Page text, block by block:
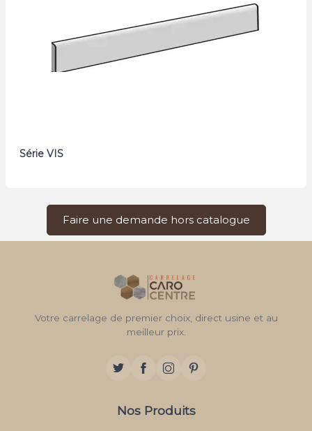
Série VIS
Faire une demande hors catalogue
Votre carrelage de premier choix, direct usine et au
meilleur prix.
Nos Produits